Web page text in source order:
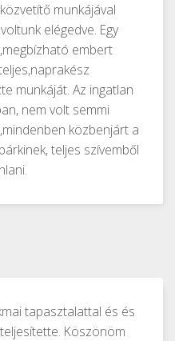
munkájával
elégedve. Egy
embert
munkáját. Az ingatlan
nem volt semmi
közbenjárt a
teljes szívemből
tapasztalattal és és
Köszönöm